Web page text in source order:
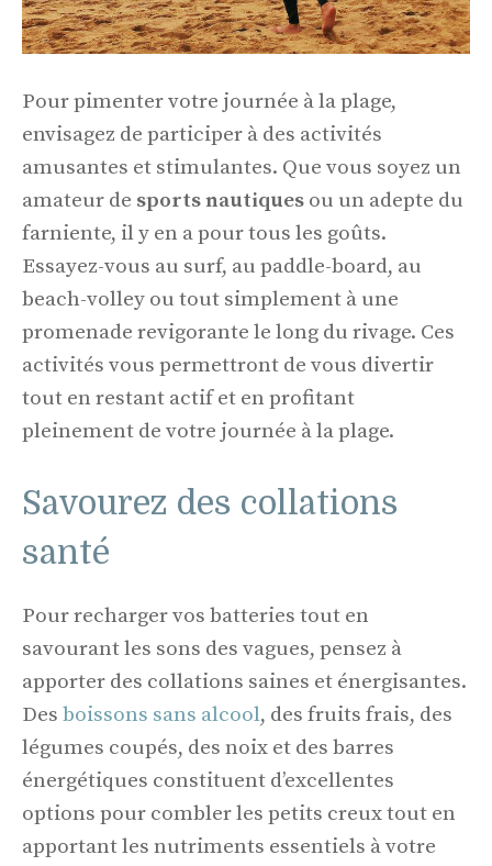
Pour pimenter votre journée à la plage,
envisagez de participer à des activités
amusantes et stimulantes. Que vous soyez un
amateur de sports nautiques ou un adepte du
farniente, il y en a pour tous les goûts.
Essayez-vous au surf, au paddle-board, au
beach-volley ou tout simplement à une
promenade revigorante le long du rivage. Ces
activités vous permettront de vous divertir
tout en restant actif et en profitant
pleinement de votre journée à la plage.
Savourez des collations
santé
Pour recharger vos batteries tout en
savourant les sons des vagues, pensez à
apporter des collations saines et énergisantes.
Des boissons sans alcool, des fruits frais, des
légumes coupés, des noix et des barres
énergétiques constituent d’excellentes
options pour combler les petits creux tout en
apportant les nutriments essentiels à votre